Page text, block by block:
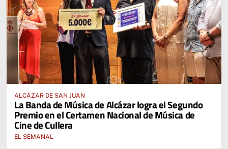
ALCÁZAR DE SAN JUAN
La Banda de Música de Alcázar logra el Segundo
Premio en el Certamen Nacional de Música de
Cine de Cullera
EL SEMANAL